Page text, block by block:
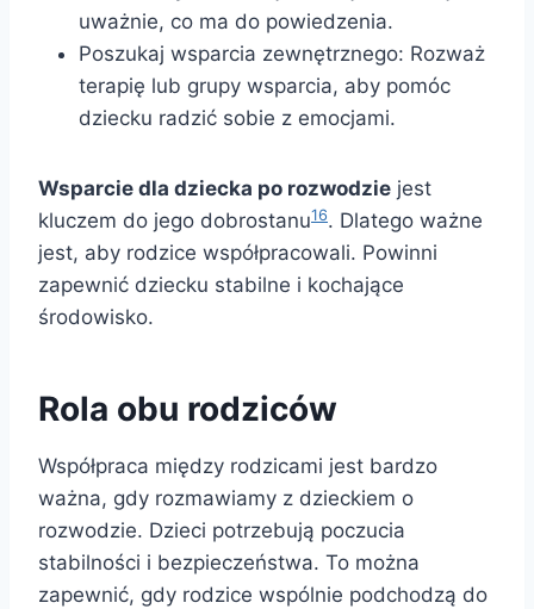
uważnie, co ma do powiedzenia.
Poszukaj wsparcia zewnętrznego: Rozważ
terapię lub grupy wsparcia, aby pomóc
dziecku radzić sobie z emocjami.
Wsparcie dla dziecka po rozwodzie jest
kluczem do jego dobrostanu16. Dlatego ważne
jest, aby rodzice współpracowali. Powinni
zapewnić dziecku stabilne i kochające
środowisko.
Rola obu rodziców
Współpraca między rodzicami jest bardzo
ważna, gdy rozmawiamy z dzieckiem o
rozwodzie. Dzieci potrzebują poczucia
stabilności i bezpieczeństwa. To można
zapewnić, gdy rodzice wspólnie podchodzą do